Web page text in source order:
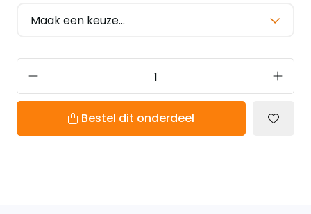
Bestel dit onderdeel